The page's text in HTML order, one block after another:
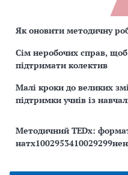
Як оновити методичну
Сім неробочих справ,
підтримати колектив
Малі кроки до великих
підтримки учнів із
Методичний TEDx: